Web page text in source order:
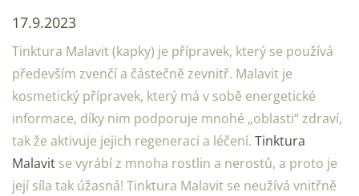
17.9.2023
Tinktura Malavit (kapky) je přípravek, který se používá
především zvenčí a částečně zevnitř. Malavit je
kosmetický přípravek, který má v sobě energetické
informace, díky nim podporuje mnohé „oblasti“ zdraví,
tak že aktivuje jejich regeneraci a léčení. Tinktura
Malavit se vyrábí z mnoha rostlin a nerostů, a proto je
její síla tak úžasná! Tinktura Malavit se neužívá vnitřně